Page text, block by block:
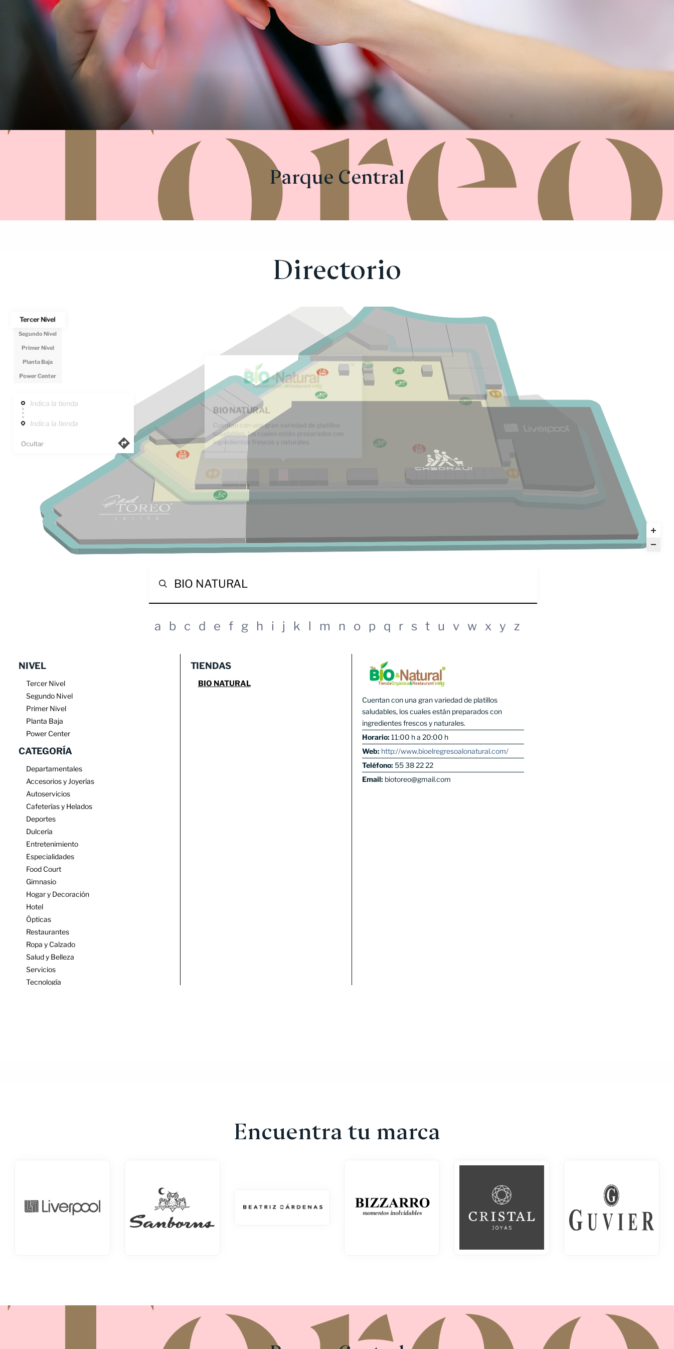
Parque Central
Directorio
BIO NATURAL
Cuentan con una gran variedad de platillos
saludables, los cuales están preparados con
ingredientes frescos y naturales.
Indica la tienda
Indica la tienda
Ocultar
Tercer Nivel
Segundo Nivel
Primer Nivel
Planta Baja
Power Center
a b c d e f g h i j k l m n o p q r s t u v w x y z
NIVEL
Tercer Nivel
Segundo Nivel
Primer Nivel
Planta Baja
Power Center
CATEGORÍA
Departamentales
Accesorios y Joyerías
Autoservicios
Cafeterías y Helados
Deportes
Dulcería
Entretenimiento
Especialidades
Food Court
Gimnasio
Hogar y Decoración
Hotel
Ópticas
Restaurantes
Ropa y Calzado
Salud y Belleza
Servicios
Tecnología
TIENDAS
BIO NATURAL
Cuentan con una gran variedad de platillos
saludables, los cuales están preparados con
ingredientes frescos y naturales.
Horario: 11:00 h a 20:00 h
Web: http://www.bioelregresoalonatural.com/
Teléfono: 55 38 22 22
Email: biotoreo@gmail.com
Encuentra tu marca